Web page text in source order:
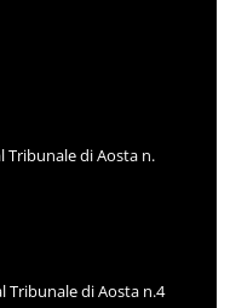
Tribunale di Aosta n.
Tribunale di Aosta n.4